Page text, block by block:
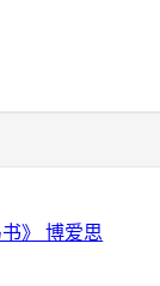
》 博爱思